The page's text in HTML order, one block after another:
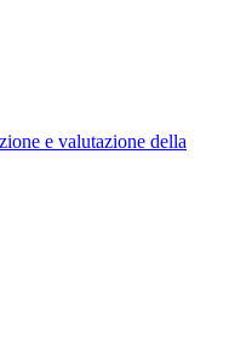
e valutazione della